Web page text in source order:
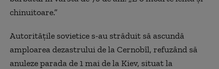
chinuitoare.”
Autoritățile sovietice s-au străduit să ascundă
amploarea dezastrului de la Cernobîl, refuzând să
anuleze parada de 1 mai de la Kiev, situat la